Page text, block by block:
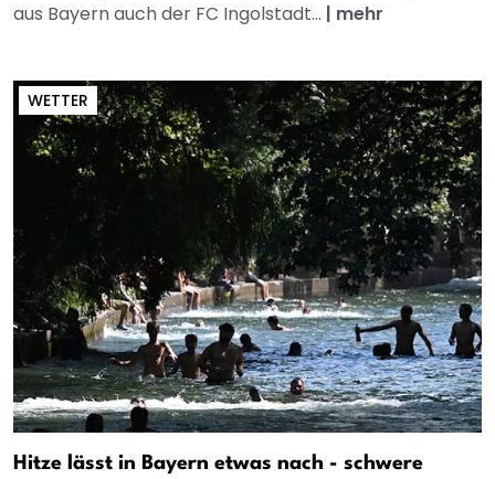
aus Bayern auch der FC Ingolstadt... | mehr
WETTER
Hitze lässt in Bayern etwas nach - schwere